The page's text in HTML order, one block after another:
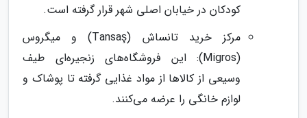
کودکان در خیابان اصلی شهر قرار گرفته است.
مرکز خرید تانساش (Tansaş) و میگروس
(Migros): این فروشگاه‌های زنجیره‌ای طیف
وسیعی از کالاها از مواد غذایی گرفته تا پوشاک و
لوازم خانگی را عرضه می‌کنند.